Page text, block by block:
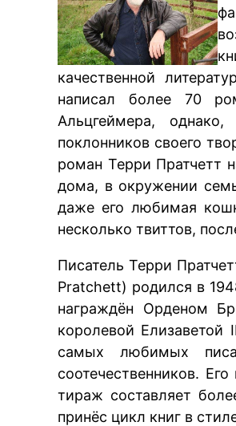
качественной
написал более 70
Альцгеймера,
поклонников своего
роман Терри Пратчетт
дома, в окружении
даже его любимая
несколько твиттов,
Писатель Терри
Pratchett) родился в
награждён Орденом
королевой
самых любимых
соотечественников.
тираж составляет
принёс цикл книг в